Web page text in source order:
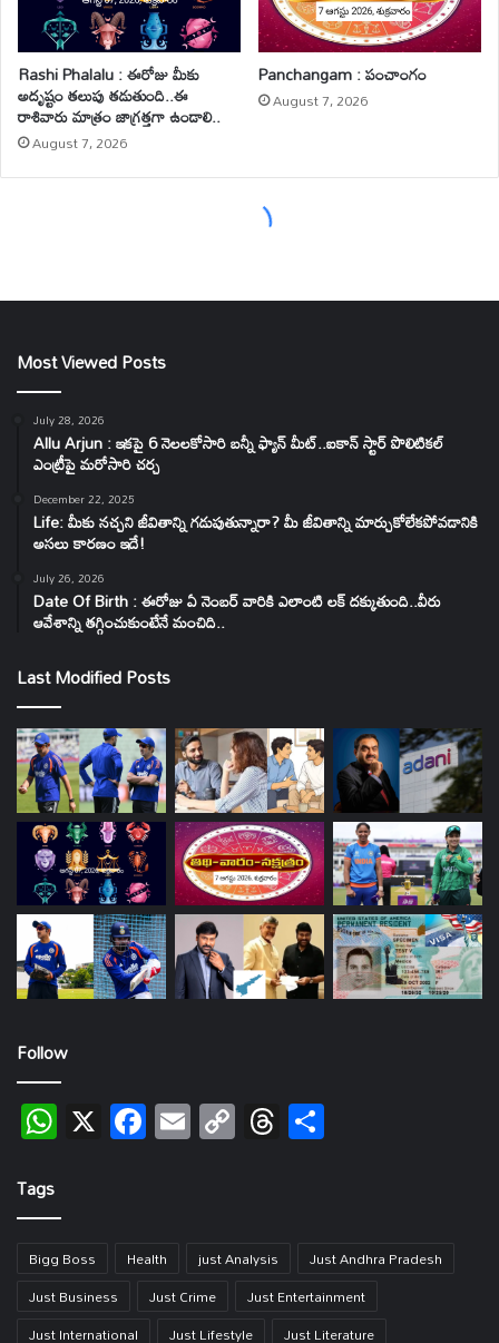
Most Viewed Posts
July 28, 2026
Allu Arjun : ఇకపై 6 నెలలకోసారి బన్నీ ఫ్యాన్ మీట్..ఐకాన్ స్టార్ పొలిటికల్
ఎంట్రీపై మరోసారి చర్చ
December 22, 2025
Life: మీకు నచ్చని జీవితాన్ని గడుపుతున్నారా? మీ జీవితాన్ని మార్చుకోలేకపోవడానికి
అసలు కారణం ఇదే!
July 26, 2026
Date Of Birth : ఈరోజు ఏ నెంబర్ వారికి ఎలాంటి లక్ దక్కుతుంది..వీరు
ఆవేశాన్ని తగ్గించుకుంటేనే మంచిది..
Last Modified Posts
Follow
WhatsApp
X Facebook
EmailCopy
Link
Threads
Tags
Bigg Boss Health just Analysis
Just Andhra Pradesh
Just Business
Just Crime
Just Entertainment
Just International
Just Lifestyle Just Literature